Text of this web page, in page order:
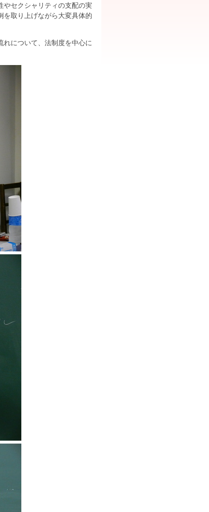
やセクシャリティの支配の実
を取り上げながら大変具体的
について、法制度を中心に